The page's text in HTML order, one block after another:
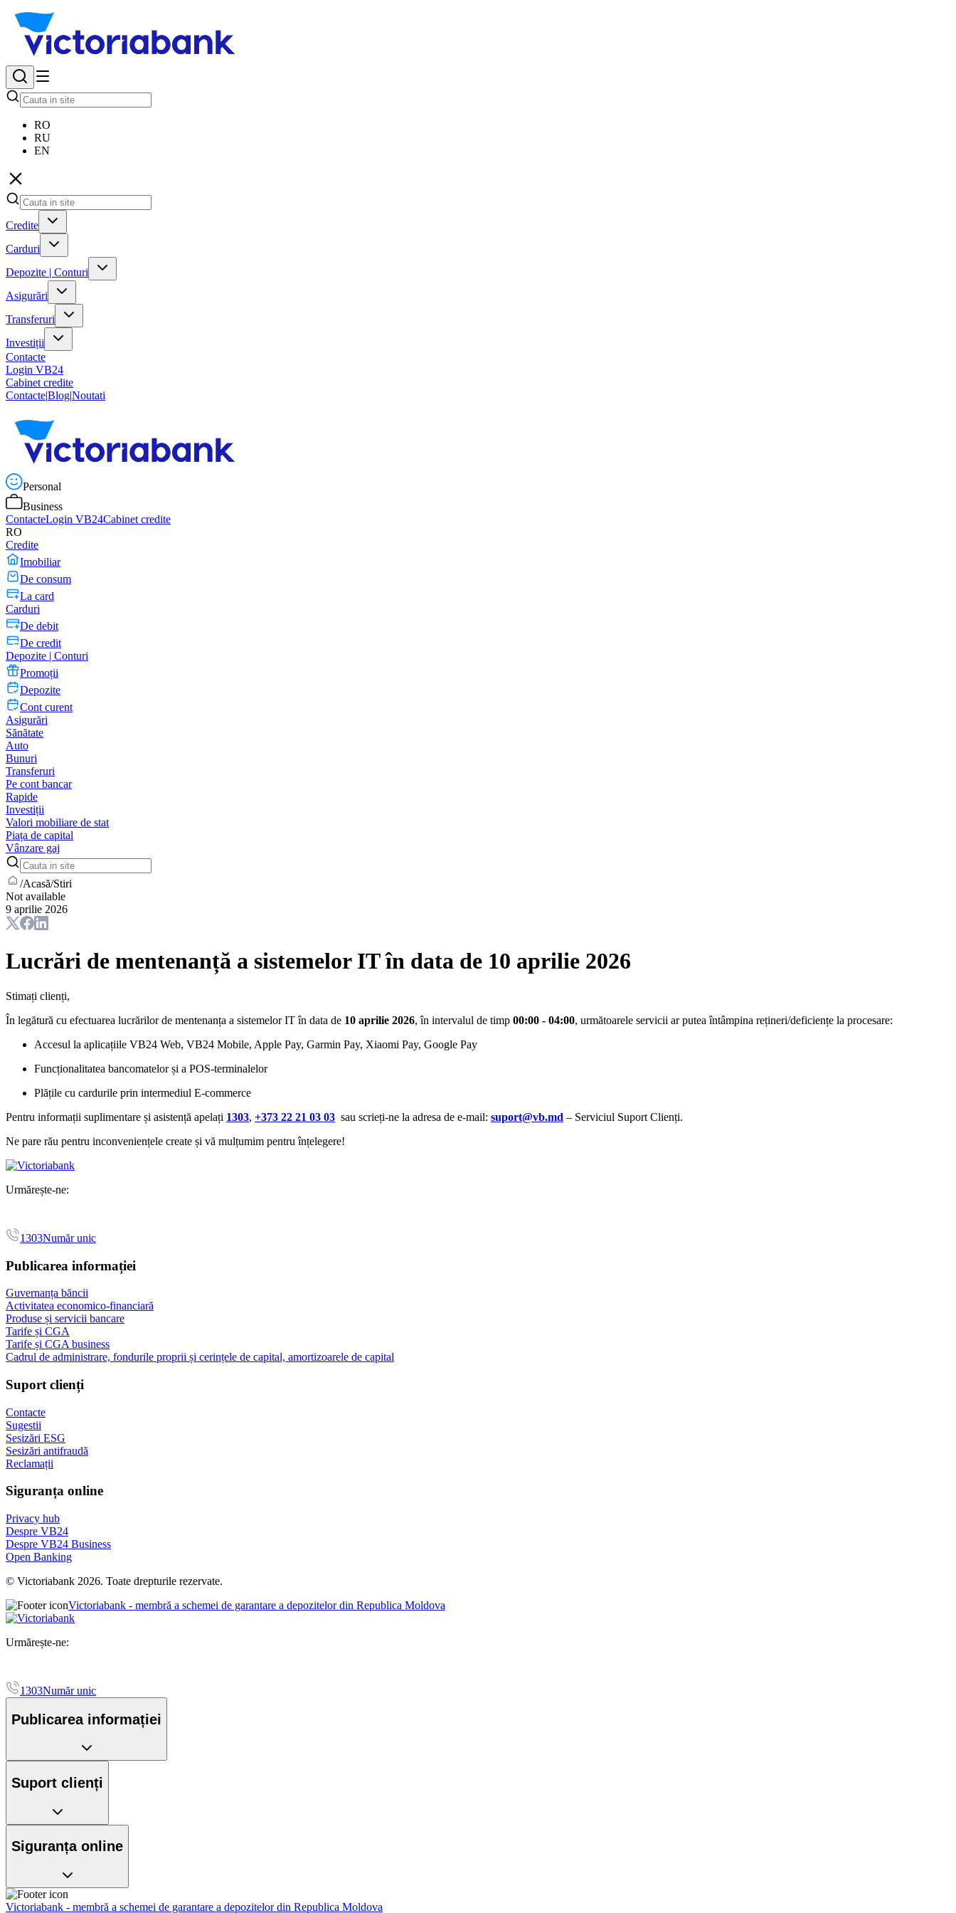
RO
RU
EN
Credite
Carduri
Depozite | Conturi
Asigurări
Transferuri
Investiții
Contacte
Login VB24
Cabinet credite
Contacte|Blog|Noutati
Personal
Business
ContacteLogin VB24Cabinet credite
RO
Credite
Imobiliar
De consum
La card
Carduri
De debit
De credit
Depozite | Conturi
Promoții
Depozite
Cont curent
Asigurări
Sănătate
Auto
Bunuri
Transferuri
Pe cont bancar
Rapide
Investiții
Valori mobiliare de stat
Piața de capital
Vânzare gaj
/Acasă/Stiri
Not available
9 aprilie 2026
Lucrări de mentenanță a sistemelor IT în data de 10 aprilie 2026
Stimați clienți,
În legătură cu efectuarea lucrărilor de mentenanța a sistemelor IT în data de 10 aprilie 2026, în intervalul de timp 00:00 - 04:00, următoarele servicii ar putea întâmpina rețineri/deficiențe la procesare:
Accesul la aplicațiile VB24 Web, VB24 Mobile, Apple Pay, Garmin Pay, Xiaomi Pay, Google Pay
Funcționalitatea bancomatelor și a POS-terminalelor
Plățile cu cardurile prin intermediul E-commerce
Pentru informații suplimentare și asistență apelați 1303, +373 22 21 03 03 sau scrieți-ne la adresa de e-mail: suport@vb.md – Serviciul Suport Clienți.
Ne pare rău pentru inconveniențele create și vă mulțumim pentru înțelegere!
Urmărește-ne:
1303Număr unic
Publicarea informației
Guvernanța băncii
Activitatea economico-financiară
Produse și servicii bancare
Tarife și CGA
Tarife și CGA business
Cadrul de administrare, fondurile proprii și cerințele de capital, amortizoarele de capital
Suport clienți
Contacte
Sugestii
Sesizări ESG
Sesizări antifraudă
Reclamații
Siguranța online
Privacy hub
Despre VB24
Despre VB24 Business
Open Banking
© Victoriabank 2026. Toate drepturile rezervate.
Victoriabank - membră a schemei de garantare a depozitelor din Republica Moldova
Urmărește-ne:
1303Număr unic
Publicarea informației
Suport clienți
Siguranța online
Victoriabank - membră a schemei de garantare a depozitelor din Republica Moldova